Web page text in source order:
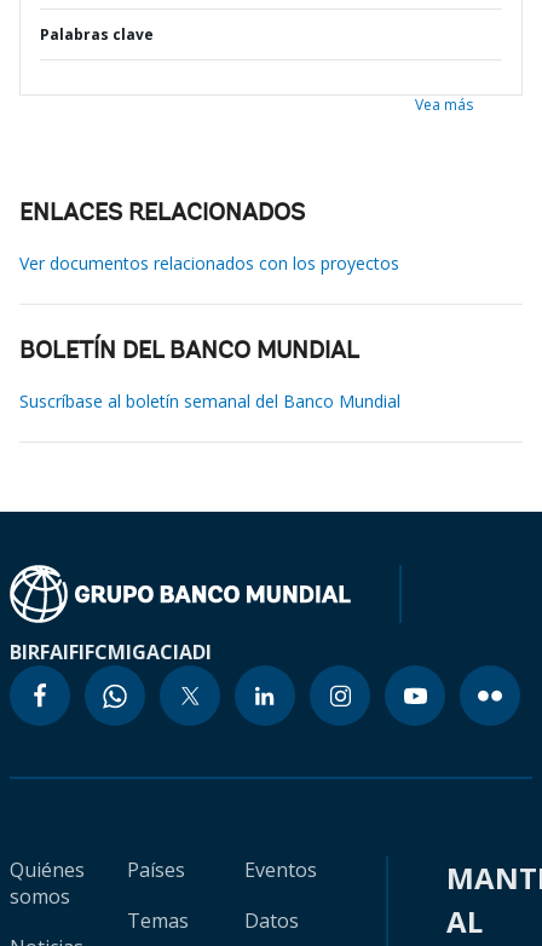
Palabras clave
Vea más
ENLACES RELACIONADOS
Ver documentos relacionados con los proyectos
BOLETÍN DEL BANCO MUNDIAL
Suscríbase al boletín semanal del Banco Mundial
BIRFAIFIFCMIGACIADI
Quiénes
somos
Países
Temas
Eventos
Datos
AL